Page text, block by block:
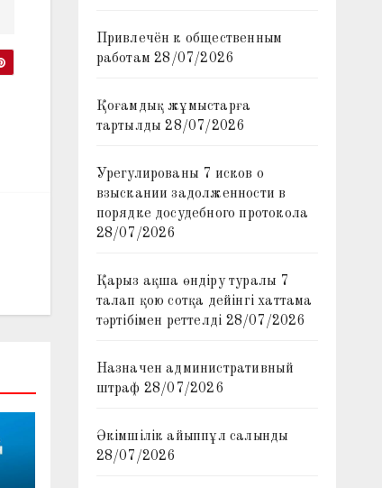
Привлечён к общественным
работам 28/07/2026
Қоғамдық жұмыстарға
тартылды 28/07/2026
Урегулированы 7 исков о
взыскании задолженности в
порядке досудебного протокола
28/07/2026
Қарыз ақша өндіру туралы 7
талап қою сотқа дейінгі хаттама
тәртібімен реттелді 28/07/2026
Назначен административный
штраф 28/07/2026
Әкімшілік айыппұл салынды
28/07/2026